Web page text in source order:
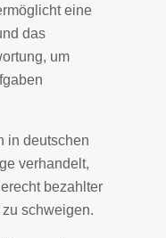
eine
das
um
in deutschen
verhandelt,
bezahlter
schweigen.